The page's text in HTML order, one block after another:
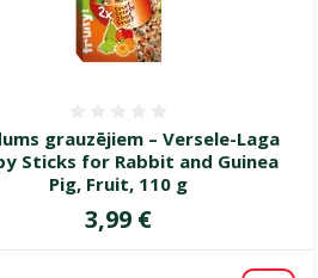
grauzējiem – Versele-Laga
Sticks for Rabbit and Guinea
Pig, Fruit, 110 g
Cena
3,99 €